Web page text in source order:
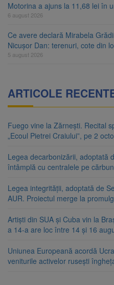
Motorina a ajuns la 11,68 lei în
6 august 2026
Ce avere declară Mirabela
Nicușor Dan: terenuri, cote din
5 august 2026
ARTICOLE
Fuego vine la Zărnești. Recital
„Ecoul Pietrei Craiului”, pe 2
Legea decarbonizării, adoptată
întâmplă cu centralele pe
Legea integrității, adoptată de
AUR. Proiectul merge la
Artiști din SUA și Cuba vin la
a 14-a are loc între 14 și 16
Uniunea Europeană acordă
veniturile activelor rusești